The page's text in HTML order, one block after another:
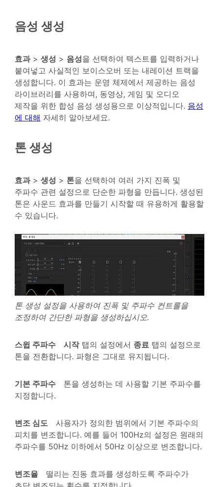
음성 생성
효과> 생성 > 음성을 선택하여 텍스트를 입력하거나
붙여넣고 사실적인 보이스오버 또는 내레이션 트랙을
생성합니다. 이 효과는 운영 체제에서 제공하는 음성
라이브러리를 사용하며, 동영상, 게임 및 오디오
제작을 위한 합성 음성 생성용으로 이상적입니다. 음성
에 대해 자세히 알아보세요.
톤 생성
효과> 생성 > 톤을 선택하여 여러 가지 진폭 및
주파수 관련 설정으로 단순한 파형을 만듭니다. 생성된
톤은 사운드 효과를 만들기 시작할 때 유용하게 활용할
수 있습니다.
톤 생성 설정을 사용하여 진폭 및 주파수 컨트롤을
조정하여 간단한 파형을 생성하십시오.
스윕 주파수 시작탭의 설정에서 종료 탭의 설정으로
톤을 전환합니다. 파형은 그대로 유지됩니다.
기본 주파수
톤을 생성하는 데 사용할 기본 주파수를
지정합니다.
변조 심도
사용자가 정의한 범위에서 기본 주파수의
피치를 변조합니다. 예를 들어 100Hz의 설정은 원래의
주파수를 50Hz 이하에서 50Hz 이상으로 변조합니다.
변조율
떨리는 진동 효과를 생성하도록 주파수가